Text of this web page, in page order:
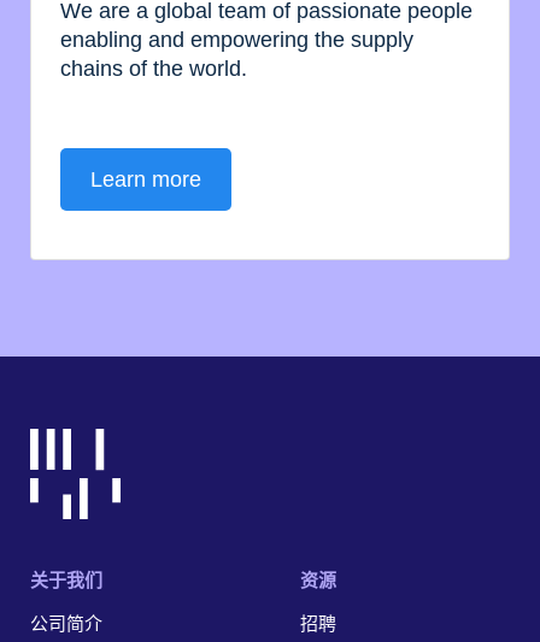
We are a global team of passionate people
enabling and empowering the supply
chains of the world.
Learn more
关于我们
公司简介
资源
招聘